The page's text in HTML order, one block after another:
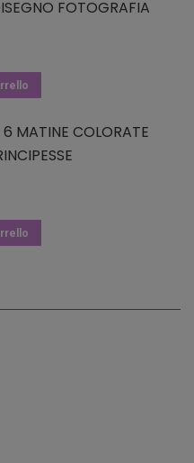
FOTOGRAFIA
MATINE COLORATE